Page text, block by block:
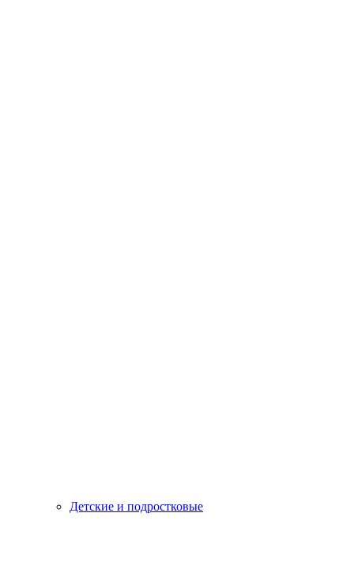
Детские и подростковые